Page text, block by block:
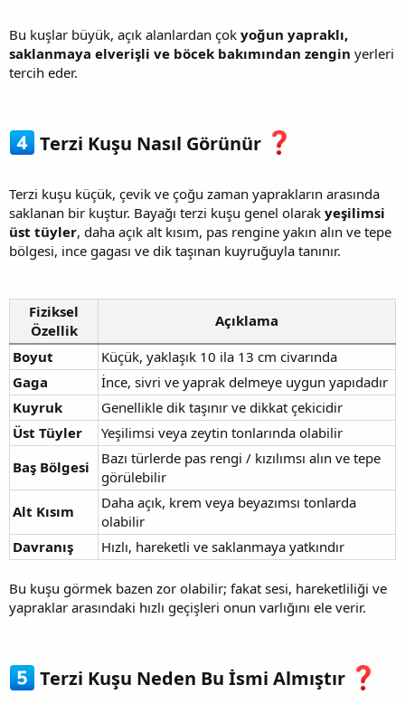
Bu kuşlar büyük, açık alanlardan çok yoğun yapraklı,
saklanmaya elverişli ve böcek bakımından zengin yerleri
tercih eder.
Terzi Kuşu Nasıl Görünür
Terzi kuşu küçük, çevik ve çoğu zaman yaprakların arasında
saklanan bir kuştur. Bayağı terzi kuşu genel olarak yeşilimsi
üst tüyler, daha açık alt kısım, pas rengine yakın alın ve tepe
bölgesi, ince gagası ve dik taşınan kuyruğuyla tanınır.
Fiziksel
Özellik
Açıklama
Boyut
Küçük, yaklaşık 10 ila 13 cm civarında
Gaga
İnce, sivri ve yaprak delmeye uygun yapıdadır
Kuyruk
Genellikle dik taşınır ve dikkat çekicidir
Üst Tüyler
Yeşilimsi veya zeytin tonlarında olabilir
Baş Bölgesi
Bazı türlerde pas rengi / kızılımsı alın ve tepe
görülebilir
Alt Kısım
Daha açık, krem veya beyazımsı tonlarda
olabilir
Davranış
Hızlı, hareketli ve saklanmaya yatkındır
Bu kuşu görmek bazen zor olabilir; fakat sesi, hareketliliği ve
yapraklar arasındaki hızlı geçişleri onun varlığını ele verir.
Terzi Kuşu Neden Bu İsmi Almıştır